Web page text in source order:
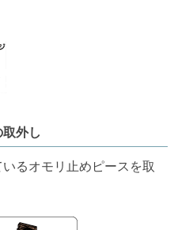
外し
るオモリ止めピースを取